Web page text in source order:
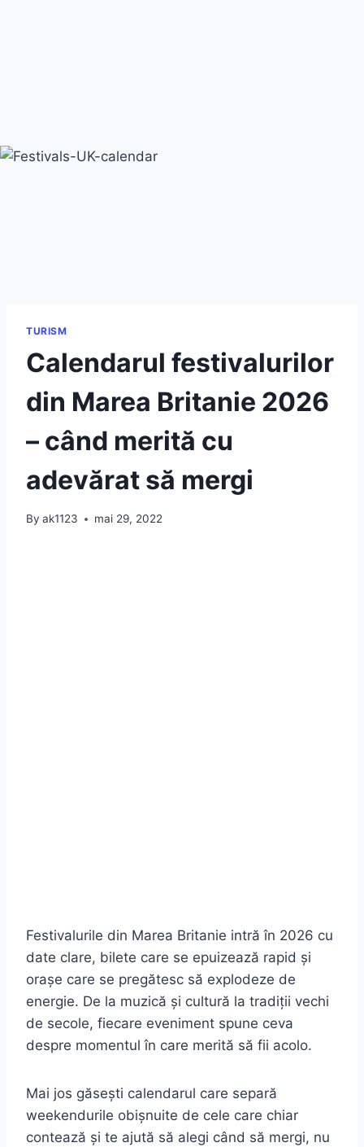
TURISM
Calendarul festivalurilor
din Marea Britanie 2026
– când merită cu
adevărat să mergi
By ak1123 mai 29, 2022
Festivalurile din Marea Britanie intră în 2026 cu
date clare, bilete care se epuizează rapid și
orașe care se pregătesc să explodeze de
energie. De la muzică și cultură la tradiții vechi
de secole, fiecare eveniment spune ceva
despre momentul în care merită să fii acolo.
Mai jos găsești calendarul care separă
weekendurile obișnuite de cele care chiar
contează și te ajută să alegi când să mergi, nu